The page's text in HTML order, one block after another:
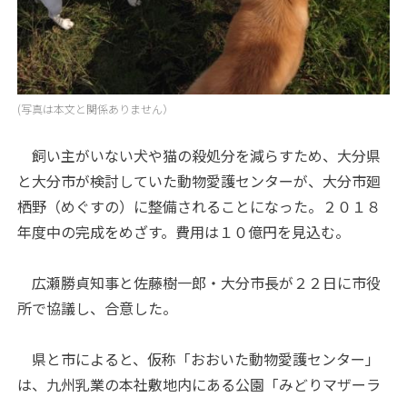
(写真は本文と関係ありません）
飼い主がいない犬や猫の殺処分を減らすため、大分県
と大分市が検討していた動物愛護センターが、大分市廻
栖野（めぐすの）に整備されることになった。２０１８
年度中の完成をめざす。費用は１０億円を見込む。
広瀬勝貞知事と佐藤樹一郎・大分市長が２２日に市役
所で協議し、合意した。
県と市によると、仮称「おおいた動物愛護センター」
は、九州乳業の本社敷地内にある公園「みどりマザーラ